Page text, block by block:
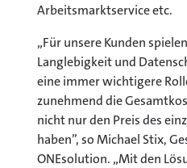
Arbeitsmarktservice etc.
„Für unsere Kunden
Langlebigkeit und
eine immer wichtigere
zunehmend die
nicht nur den Preis des
haben”, so Michael Stix,
ONEsolution. „Mit den